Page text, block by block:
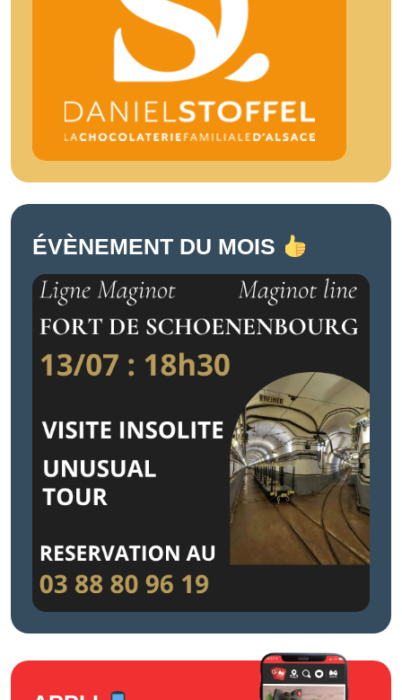
ÉVÈNEMENT DU MOIS